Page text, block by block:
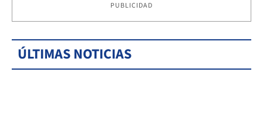
PUBLICIDAD
ÚLTIMAS NOTICIAS